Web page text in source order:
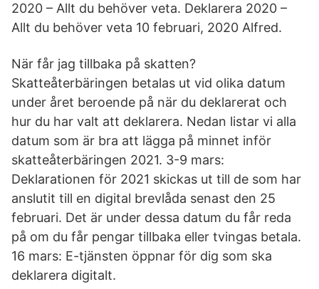
2020 – Allt du behöver veta. Deklarera 2020 –
Allt du behöver veta 10 februari, 2020 Alfred.
När får jag tillbaka på skatten?
Skatteåterbäringen betalas ut vid olika datum
under året beroende på när du deklarerat och
hur du har valt att deklarera. Nedan listar vi alla
datum som är bra att lägga på minnet inför
skatteåterbäringen 2021. 3-9 mars:
Deklarationen för 2021 skickas ut till de som har
anslutit till en digital brevlåda senast den 25
februari. Det är under dessa datum du får reda
på om du får pengar tillbaka eller tvingas betala.
16 mars: E-tjänsten öppnar för dig som ska
deklarera digitalt.